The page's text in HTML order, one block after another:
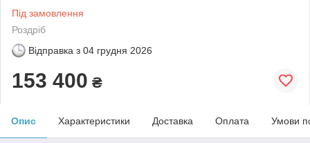
Під замовлення
Роздріб
Відправка з 04 грудня 2026
153 400 ₴
Опис Характеристики Доставка Оплата Умови